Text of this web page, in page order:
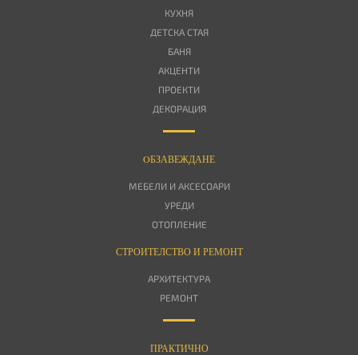
КУХНЯ
ДЕТСКА СТАЯ
БАНЯ
АКЦЕНТИ
ПРОЕКТИ
ДЕКОРАЦИЯ
OБЗАВЕЖДАНЕ
МЕБЕЛИ И АКСЕСОАРИ
УРЕДИ
ОТОПЛЕНИЕ
СТРОИТЕЛСТВО И РЕМОНТ
АРХИТЕКТУРА
РЕМОНТ
ПРАКТИЧНО